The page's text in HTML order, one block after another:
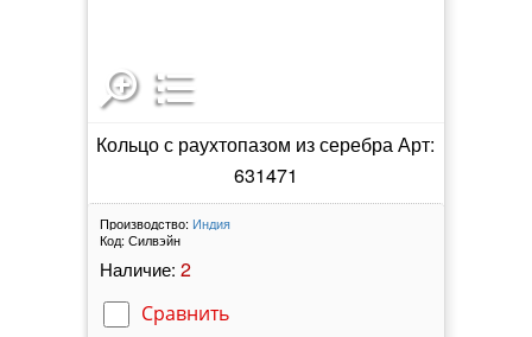
Кольцо с раухтопазом из серебра Арт:
631471
Производство: Индия
Код: Силвэйн
Наличие: 2
Сравнить